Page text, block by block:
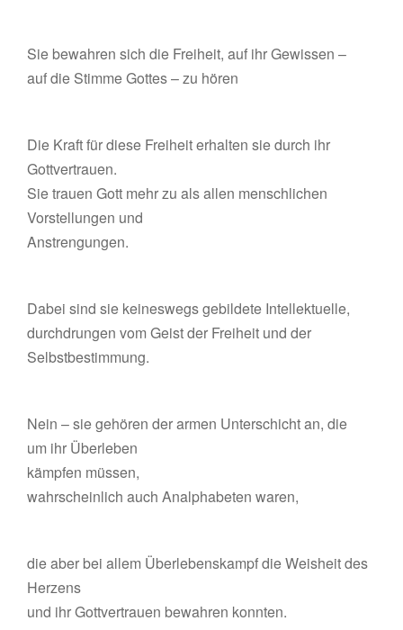
Sie bewahren sich die Freiheit, auf ihr Gewissen –
auf die Stimme Gottes – zu hören
Die Kraft für diese Freiheit erhalten sie durch ihr
Gottvertrauen.
Sie trauen Gott mehr zu als allen menschlichen
Vorstellungen und
Anstrengungen.
Dabei sind sie keineswegs gebildete Intellektuelle,
durchdrungen vom Geist der Freiheit und der
Selbstbestimmung.
Nein – sie gehören der armen Unterschicht an, die
um ihr Überleben
kämpfen müssen,
wahrscheinlich auch Analphabeten waren,
die aber bei allem Überlebenskampf die Weisheit des
Herzens
und ihr Gottvertrauen bewahren konnten.